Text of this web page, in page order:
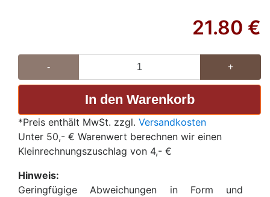
21.80 €
- +
*Preis enthält MwSt. zzgl. Versandkosten
Unter 50,- € Warenwert berechnen wir einen
Kleinrechnungszuschlag von 4,- €
Hinweis:
Geringfügige Abweichungen in Form und